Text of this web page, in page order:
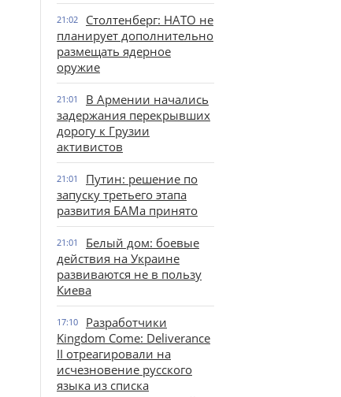
21:02
Столтенберг: НАТО не
планирует дополнительно
размещать ядерное
оружие
21:01
В Армении начались
задержания перекрывших
дорогу к Грузии
активистов
21:01
Путин: решение по
запуску третьего этапа
развития БАМа принято
21:01
Белый дом: боевые
действия на Украине
развиваются не в пользу
Киева
17:10
Разработчики
Kingdom Come: Deliverance
II отреагировали на
исчезновение русского
языка из списка